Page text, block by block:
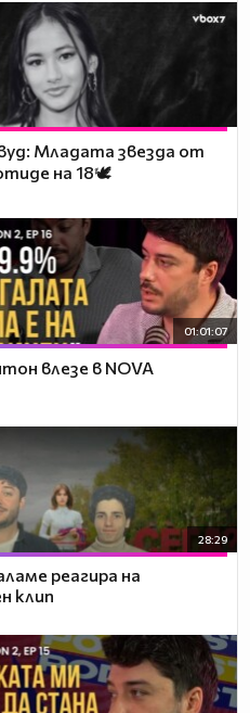
Младата звезда от
на 18🕊️
01:01:07
влезе в NOVA
28:29
реагира на
клип